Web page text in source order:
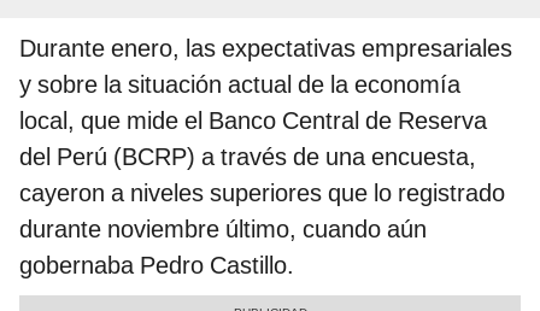
Durante enero, las expectativas empresariales
y sobre la situación actual de la economía
local, que mide el Banco Central de Reserva
del Perú (BCRP) a través de una encuesta,
cayeron a niveles superiores que lo registrado
durante noviembre último, cuando aún
gobernaba Pedro Castillo.